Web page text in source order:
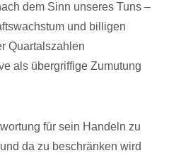
dem Sinn unseres Tuns –
und billigen
Quartalszahlen
als übergriffige Zumutung
für sein Handeln zu
da zu beschränken wird